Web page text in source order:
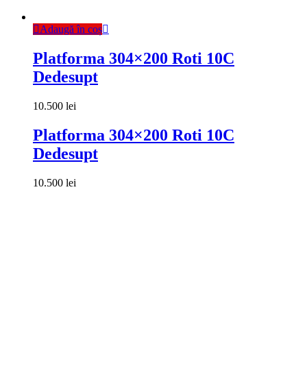
Adaugă în coș
Platforma 304×200 Roti 10C
Dedesupt
10.500 lei
Platforma 304×200 Roti 10C
Dedesupt
10.500 lei